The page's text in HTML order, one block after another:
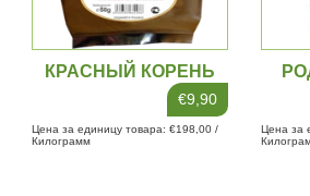
КРАСНЫЙ КОРЕНЬ
€9,90
Цена за единицу товара: €198,00 /
Килограмм
Цена за